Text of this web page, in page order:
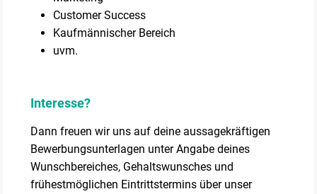
Customer Success
Kaufmännischer Bereich
uvm.
Interesse?
Dann freuen wir uns auf deine aussagekräftigen
Bewerbungsunterlagen unter Angabe deines
Wunschbereiches, Gehaltswunsches und
frühestmöglichen Eintrittstermins über unser